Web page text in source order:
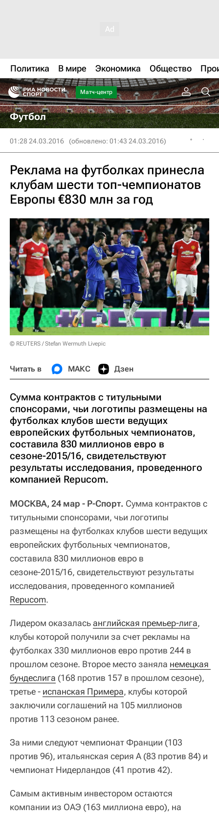
Политика В мире Экономика Общество
Матч-центр
Футбол
01:28 24.03.2016 (обновлено: 01:43 24.03.2016)
Реклама на футболках принесла
клубам шести топ-чемпионатов
Европы €830 млн за год
© REUTERS / Stefan Wermuth Livepic
Читать в МАКС Дзен
Сумма контрактов с титульными
спонсорами, чьи логотипы размещены на
футболках клубов шести ведущих
европейских футбольных чемпионатов,
составила 830 миллионов евро в
сезоне-2015/16, свидетельствуют
результаты исследования, проведенного
компанией Repucom.
МОСКВА, 24 мар - Р-Спорт. Сумма контрактов с
титульными спонсорами, чьи логотипы
размещены на футболках клубов шести ведущих
европейских футбольных чемпионатов,
составила 830 миллионов евро в
сезоне-2015/16, свидетельствуют результаты
исследования, проведенного компанией
Repucom.
Лидером оказаласьанглийская премьер-лига,
клубы которой получили за счет рекламы на
футболках 330 миллионов евро против 244 в
прошлом сезоне. Второе место заняла немецкая
бундеслига (168 против 157 в прошлом сезоне),
третье - испанская Примера, клубы которой
заключили соглашений на 105 миллионов
против 113 сезоном ранее.
За ними следуют чемпионат Франции (103
против 96), итальянская серия А (83 против 84) и
чемпионат Нидерландов (41 против 42).
Самым активным инвестором остаются
компании из ОАЭ (163 миллиона евро), на